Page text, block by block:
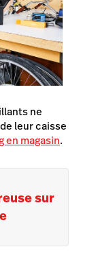
ne
leur caisse
en magasin.
sur